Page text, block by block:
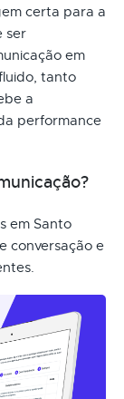
certa para a
ser
em
tanto
a
performance
em Santo
conversação e